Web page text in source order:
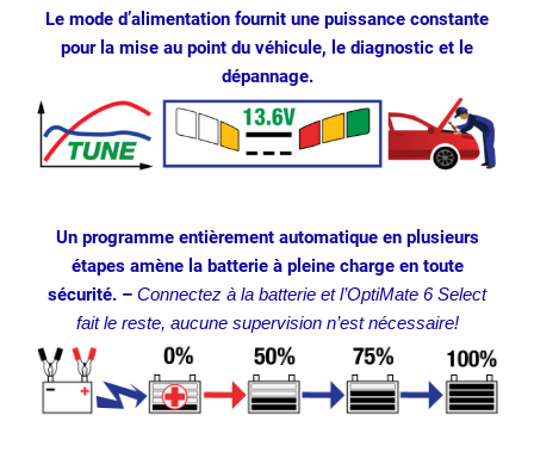
Le mode d’alimentation fournit une puissance constante
pour la mise au point du véhicule, le diagnostic et le
dépannage.
Un programme entièrement automatique en plusieurs
étapes amène la batterie à pleine charge en toute
sécurité. – Connectez à la batterie et l’OptiMate 6 Select
fait le reste, aucune supervision n’est nécessaire!